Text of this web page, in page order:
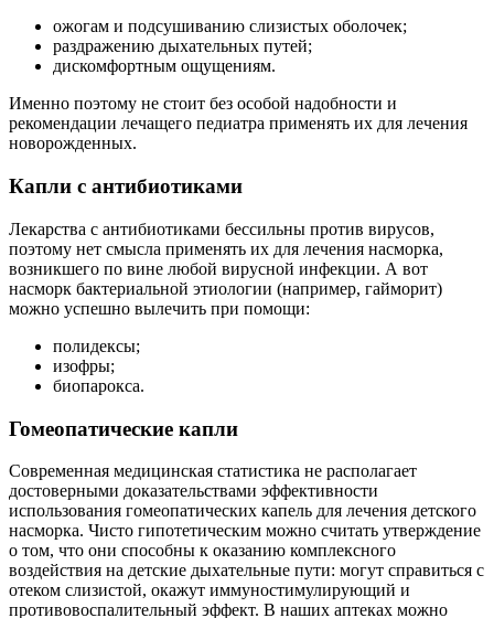
ожогам и подсушиванию слизистых оболочек;
раздражению дыхательных путей;
дискомфортным ощущениям.
Именно поэтому не стоит без особой надобности и
рекомендации лечащего педиатра применять их для лечения
новорожденных.
Капли с антибиотиками
Лекарства с антибиотиками бессильны против вирусов,
поэтому нет смысла применять их для лечения насморка,
возникшего по вине любой вирусной инфекции. А вот
насморк бактериальной этиологии (например, гайморит)
можно успешно вылечить при помощи:
полидексы;
изофры;
биопарокса.
Гомеопатические капли
Современная медицинская статистика не располагает
достоверными доказательствами эффективности
использования гомеопатических капель для лечения детского
насморка. Чисто гипотетическим можно считать утверждение
о том, что они способны к оказанию комплексного
воздействия на детские дыхательные пути: могут справиться с
отеком слизистой, окажут иммуностимулирующий и
противовоспалительный эффект. В наших аптеках можно